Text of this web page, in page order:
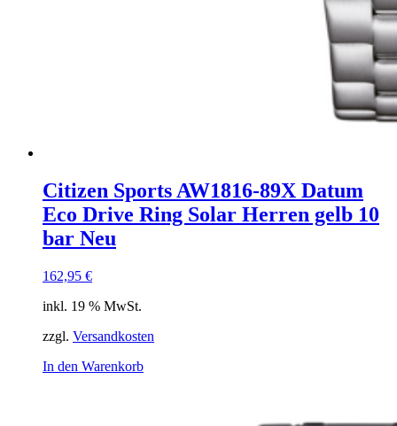
Citizen Sports AW1816-89X Datum
Eco Drive Ring Solar Herren gelb 10
bar Neu
162,95 €
inkl. 19 % MwSt.
zzgl. Versandkosten
In den Warenkorb